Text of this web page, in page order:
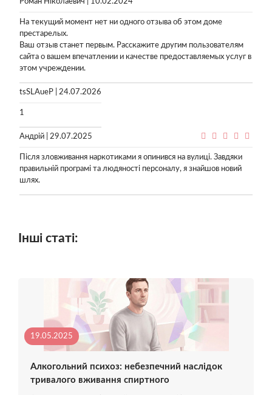
На текущий момент нет ни одного отзыва об этом доме
престарелых.
Ваш отзыв станет первым. Расскажите другим пользователям
сайта о вашем впечатлении и качестве предоставляемых услуг в
этом учреждении.
tsSLAueP | 24.07.2026
1
Андрій | 29.07.2025
Після зловживання наркотиками я опинився на вулиці. Завдяки
правильній програмі та людяності персоналу, я знайшов новий
шлях.
Інші статі:
19.05.2025
Алкогольний психоз: небезпечний наслідок
тривалого вживання спиртного